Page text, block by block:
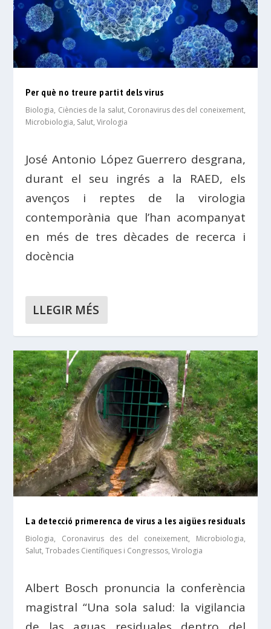
Per què no treure partit dels virus
Biologia, Ciències de la salut, Coronavirus des del coneixement,
Microbiologia, Salut,Virologia
José Antonio López Guerrero desgrana,
durant el seu ingrés a la RAED, els
avenços i reptes de la virologia
contemporània que l’han acompanyat
en més de tres dècades de recerca i
docència
LLEGIR MÉS
La detecció primerenca de virus a les aigües residuals
Biologia, Coronavirus des del coneixement, Microbiologia,
Salut,Trobades Científiques i Congressos,Virologia
Albert Bosch pronuncia la conferència
magistral “Una sola salud: la vigilancia